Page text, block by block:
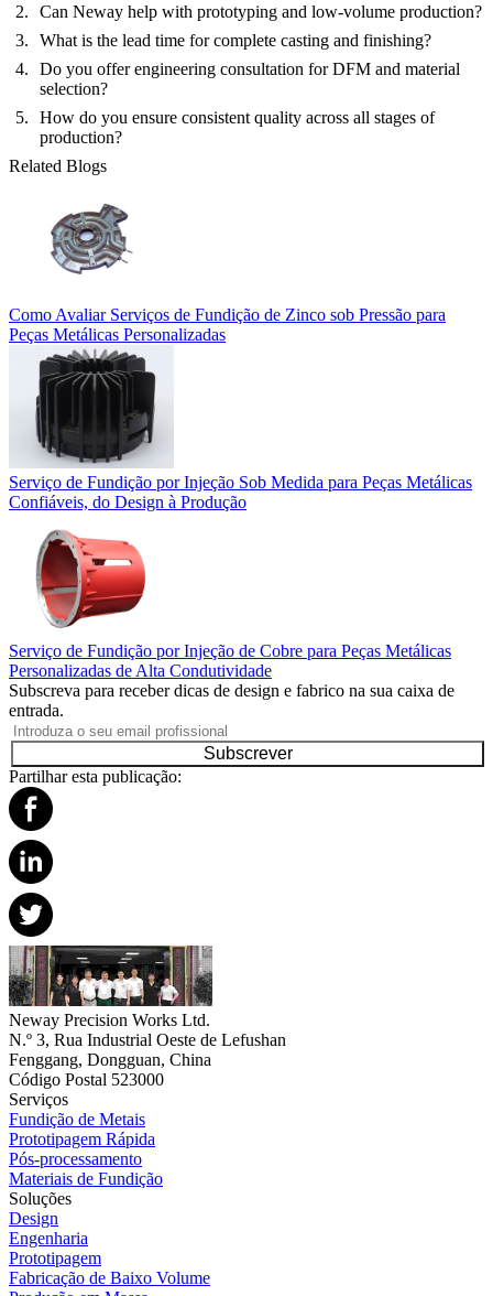
Can Neway help with prototyping and low-volume production?
What is the lead time for complete casting and finishing?
Do you offer engineering consultation for DFM and material
selection?
How do you ensure consistent quality across all stages of
production?
Related Blogs
Como Avaliar Serviços de Fundição de Zinco sob Pressão para
Peças Metálicas Personalizadas
Serviço de Fundição por Injeção Sob Medida para Peças Metálicas
Confiáveis, do Design à Produção
Serviço de Fundição por Injeção de Cobre para Peças Metálicas
Personalizadas de Alta Condutividade
Subscreva para receber dicas de design e fabrico na sua caixa de
entrada.
Subscrever
Partilhar esta publicação:
Neway Precision Works Ltd.
N.º 3, Rua Industrial Oeste de Lefushan
Fenggang, Dongguan, China
Código Postal 523000
Serviços
Fundição de Metais
Prototipagem Rápida
Pós-processamento
Materiais de Fundição
Soluções
Design
Engenharia
Prototipagem
Fabricação de Baixo Volume